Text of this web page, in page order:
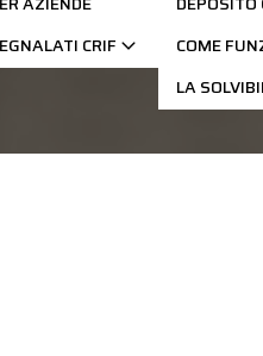
CRIF
COME
LA
giusta per